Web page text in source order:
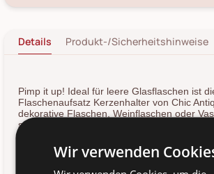
Details Produkt-/Sicherheitshinweise
Pimp it up! Ideal für leere Glasflaschen ist
Flaschenaufsatz Kerzenhalter von Chic
dekorative Flaschen, Weinflaschen oder
schmalen Öffnung, dieser Aufsatz sorgt für
Der Aufsatz besteht aus Eisen und ist mit
Rand mit einem eingestampften Muster
Wir verwenden